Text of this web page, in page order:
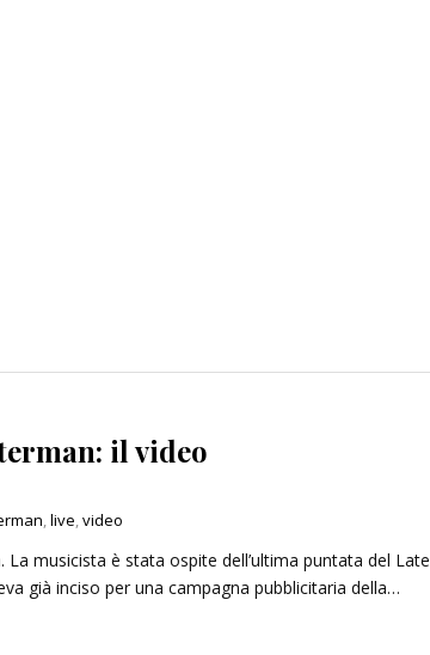
il video
,live,video
musicista è stata ospite dell’ultima puntata del Late
già inciso per una campagna pubblicitaria della…